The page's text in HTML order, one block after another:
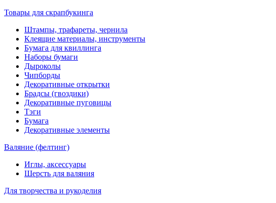
Товары для скрапбукинга
Штампы, трафареты, чернила
Клеящие материалы, инструменты
Бумага для квиллинга
Наборы бумаги
Дыроколы
Чипборды
Декоративные открытки
Брадсы (гвоздики)
Декоративные пуговицы
Тэги
Бумага
Декоративные элементы
Валяние (фелтинг)
Иглы, аксессуары
Шерсть для валяния
Для творчества и рукоделия